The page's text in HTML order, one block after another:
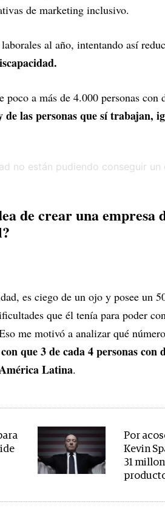
de marketing inclusivo.
laborales al año, intentando así
a más de 4.000 personas con
las personas que sí trabajan,
de crear una empresa
es ciego de un ojo y posee un
que él tenía para poder
me motivó a analizar qué
que 3 de cada 4 personas con
Latina.
Por
Kevin
31